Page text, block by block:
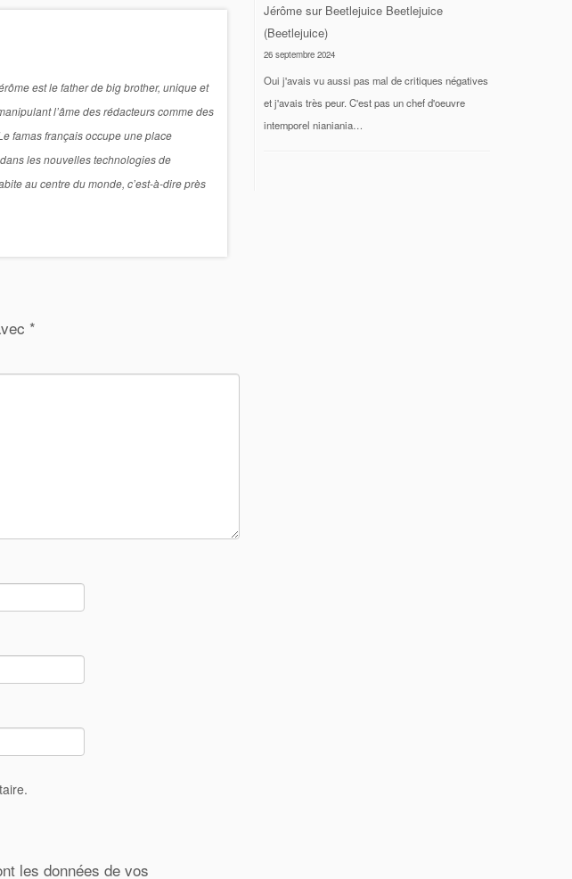
est le father de big brother, unique et
l’âme des rédacteurs comme des
famas français occupe une place
les nouvelles technologies de
au centre du monde, c’est-à-dire près
*
les données de vos
Jérôme sur Beetlejuice Beetlejuice
(Beetlejuice)
26 septembre 2024
Oui j'avais vu aussi pas mal de critiques négatives
et j'avais très peur. C'est pas un chef d'oeuvre
intemporel nianiania…